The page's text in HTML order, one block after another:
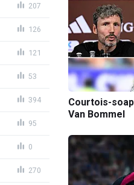
207
126
121
53
394
95
0
270
Courtois-
Van Bommel